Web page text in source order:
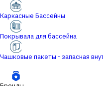
Каркасные Бассейны
Покрывала для бассейна
Чашковые пакеты - запасная